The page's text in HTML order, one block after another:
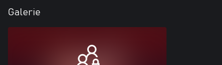
Galerie